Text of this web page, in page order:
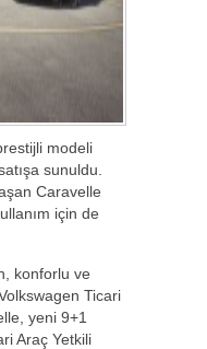
modeli
sunuldu.
Caravelle
için de
konforlu ve
Ticari
yeni 9+1
Araç Yetkili